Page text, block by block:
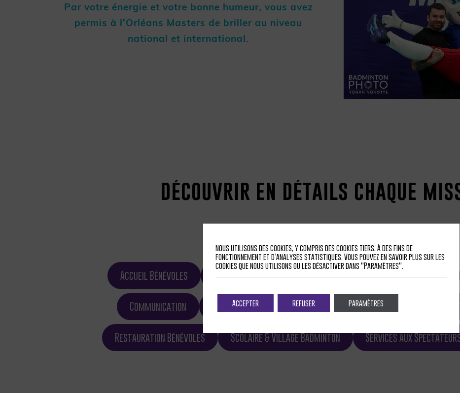
Par votre énergie et votre bonne humeur, vous avez
permis à l’Orléans Masters de briller au niveau
national et international
découvrir en détails chaque
Accueil Bénévoles
Communication Espaces VIP Gestion Joueurs Informatique
Restauration Bénévoles Scolaire & Village Badminton Services aux
Nous utilisons des cookies, y compris des cookies tiers, à des fins de
fonctionnement et d’analyses statistiques. Vous pouvez en savoir plus sur les
cookies que nous utilisons ou les désactiver dans "Paramètres".
Accepter Refuser Paramètres